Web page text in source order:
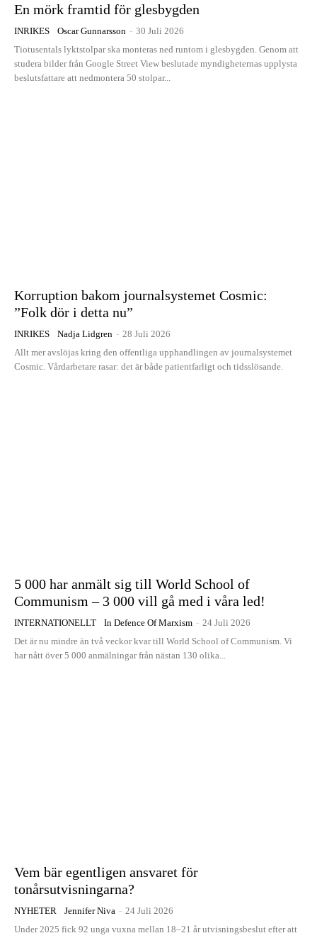
En mörk framtid för glesbygden
INRIKES Oscar Gunnarsson - 30 Juli 2026
Tiotusentals lyktstolpar ska monteras ned runtom i glesbygden. Genom att
studera bilder från Google Street View beslutade myndigheternas upplysta
beslutsfattare att nedmontera 50 stolpar...
Korruption bakom journalsystemet Cosmic:
”Folk dör i detta nu”
INRIKES Nadja Lidgren - 28 Juli 2026
Allt mer avslöjas kring den offentliga upphandlingen av journalsystemet
Cosmic. Vårdarbetare rasar: det är både patientfarligt och tidsslösande.
5 000 har anmält sig till World School of
Communism – 3 000 vill gå med i våra led!
INTERNATIONELLT In Defence Of Marxism - 24 Juli 2026
Det är nu mindre än två veckor kvar till World School of Communism. Vi
har nått över 5 000 anmälningar från nästan 130 olika...
Vem bär egentligen ansvaret för
tonårsutvisningarna?
NYHETER Jennifer Niva - 24 Juli 2026
Under 2025 fick 92 unga vuxna mellan 18–21 år utvisningsbeslut efter att